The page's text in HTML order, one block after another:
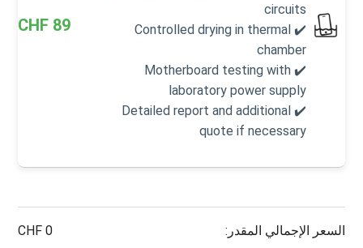
circuits
✔️ Controlled drying in thermal
chamber
✔️ Motherboard testing with
laboratory power supply
✔️ Detailed report and additional
quote if necessary
89
السعر الإجمالي المقدر:
0 CHF